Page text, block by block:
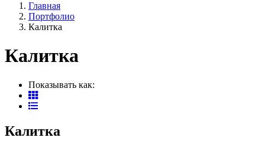
Главная
Портфолио
Калитка
Калитка
Показывать как:
Калитка